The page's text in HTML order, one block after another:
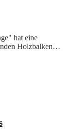
hat eine
Holzbalken…